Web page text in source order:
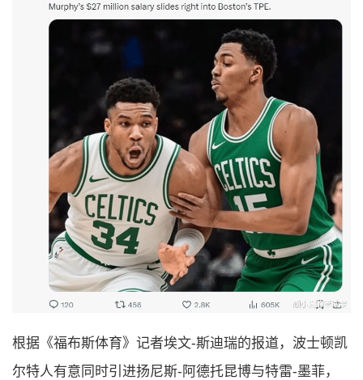
根据《福布斯体育》记者埃文-斯迪瑞的报道，波士顿凯
尔特人有意同时引进扬尼斯-阿德托昆博与特雷-墨菲，